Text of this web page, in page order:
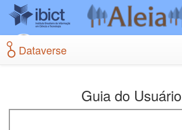
Skip
main
content
Dataverse
Guia do Usuário